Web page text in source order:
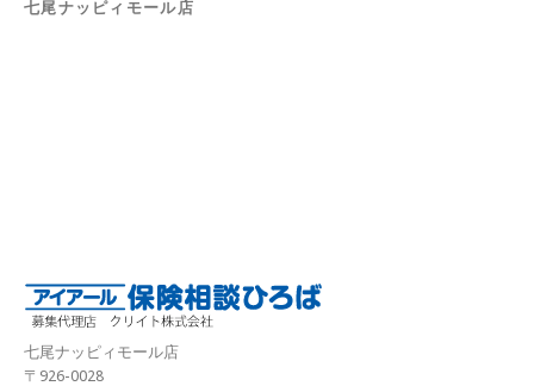
七尾ナッピィモール店
七尾ナッピィモール店
〒926-0028